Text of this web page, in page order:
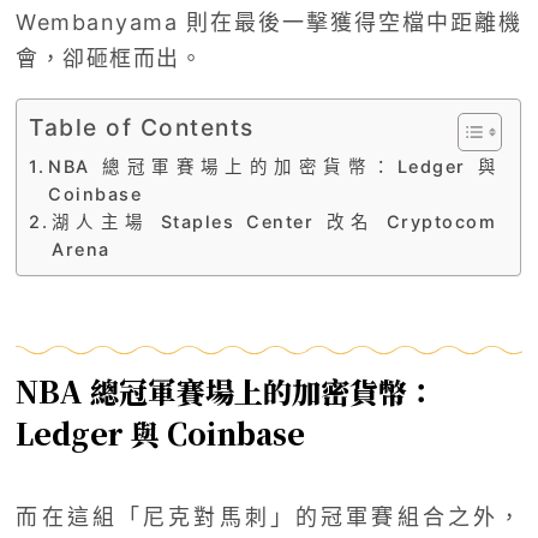
Wembanyama 則在最後一擊獲得空檔中距離機
會，卻砸框而出。
Table of Contents
NBA 總冠軍賽場上的加密貨幣：Ledger 與
Coinbase
湖人主場 Staples Center 改名 Cryptocom
Arena
NBA 總冠軍賽場上的加密貨幣：
Ledger 與 Coinbase
而在這組「尼克對馬刺」的冠軍賽組合之外，